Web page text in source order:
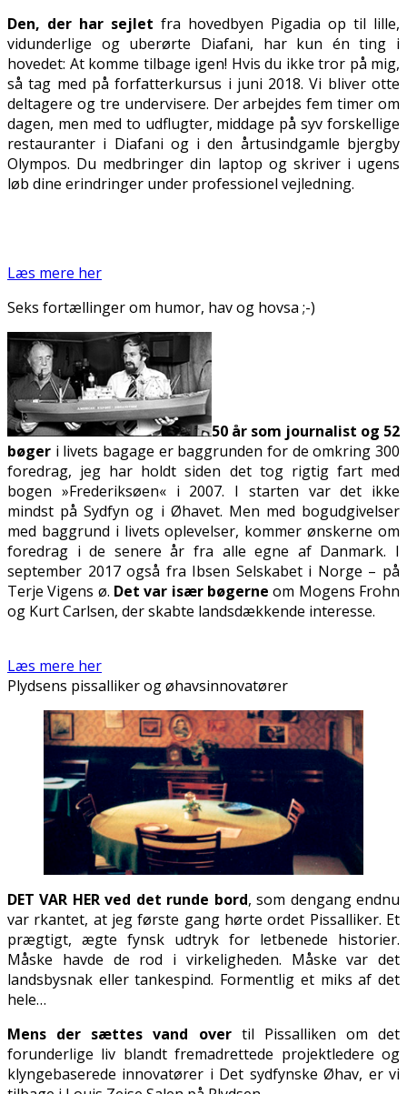
Den, der har sejlet fra hovedbyen Pigadia op til lille,
vidunderlige og uberørte Diafani, har kun én ting i
hovedet: At komme tilbage igen! Hvis du ikke tror på mig,
så tag med på forfatterkursus i juni 2018. Vi bliver otte
deltagere og tre undervisere. Der arbejdes fem timer om
dagen, men med to udflugter, middage på syv forskellige
restauranter i Diafani og i den årtusindgamle bjergby
Olympos. Du medbringer din laptop og skriver i ugens
løb dine erindringer under professionel vejledning.
Læs mere her
Seks fortællinger om humor, hav og hovsa ;-)
50 år som journalist og 52
bøger i livets bagage er baggrunden for de omkring 300
foredrag, jeg har holdt siden det tog rigtig fart med
bogen »Frederiksøen« i 2007. I starten var det ikke
mindst på Sydfyn og i Øhavet. Men med bogudgivelser
med baggrund i livets oplevelser, kommer ønskerne om
foredrag i de senere år fra alle egne af Danmark. I
september 2017 også fra Ibsen Selskabet i Norge – på
Terje Vigens ø. Det var især bøgerne om Mogens Frohn
og Kurt Carlsen, der skabte landsdækkende interesse.
Læs mere her
Plydsens pissalliker og øhavsinnovatører
DET VAR HER ved det runde bord, som dengang endnu
var firkantet, at jeg første gang hørte ordet Pissalliker. Et
prægtigt, ægte fynsk udtryk for letbenede historier.
Måske havde de rod i virkeligheden. Måske var det
landsbysnak eller tankespind. Formentlig et miks af det
hele…
Mens der sættes vand overtil Pissalliken om det
forunderlige liv blandt fremadrettede projektledere og
klyngebaserede innovatører i Det sydfynske Øhav, er vi